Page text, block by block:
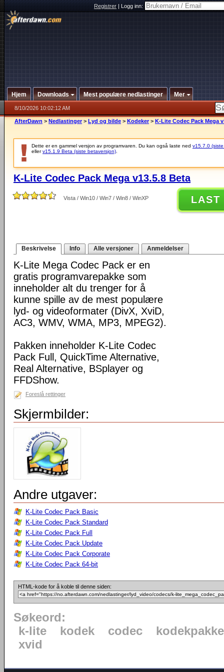
Registrer|Logg inn:
Hjem Downloads Mest populære nedlastinger Mer
8/10/2026 10:02:12 AM
AfterDawn > Nedlastinger > Lyd og bilde > Kodeker > K-Lite Codec Pack Mega
Dette er en gammel versjon av programvaren. Du kan også laste ned v15.7.0
ellerv15.1.9 Beta (siste betaversjon)
K-Lite Codec Pack Mega v13.5.8 Beta
Vista / Win10 / Win7 / Win8 / WinXP LAST
Beskrivelse Info Alle versjoner Anmeldelser
K-Lite Mega Codec Pack er en
gratis programvarepakke som
inneholder alt du trenger for å
kunne spille av de mest populære
lyd- og videoformater (DivX, XviD,
AC3, WMV, WMA, MP3, MPEG2).
Pakken inneholder K-Lite Codec
Pack Full, QuickTime Alternative,
Real Alternative, BSplayer og
FFDShow.
Foreslå rettinger
Skjermbilder:
Andre utgaver:
K-Lite Codec Pack Basic
K-Lite Codec Pack Standard
K-Lite Codec Pack Full
K-Lite Codec Pack Update
K-Lite Codec Pack Corporate
K-Lite Codec Pack 64-bit
HTML-kode for å koble til denne siden:
Søkeord:
k-lite
kodek codec
kodekpakke
xvid